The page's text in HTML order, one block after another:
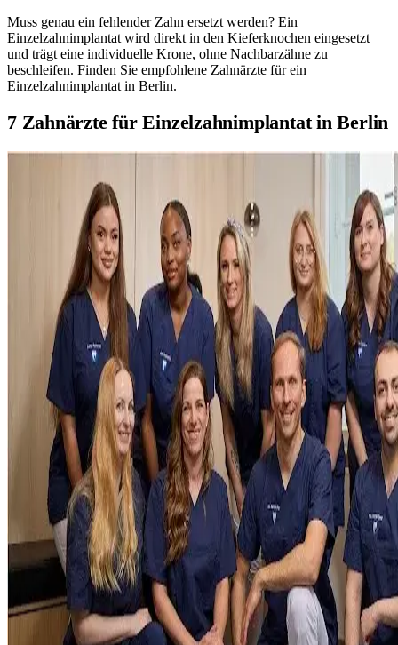
Muss genau ein fehlender Zahn ersetzt werden? Ein
Einzelzahnimplantat wird direkt in den Kieferknochen eingesetzt
und trägt eine individuelle Krone, ohne Nachbarzähne zu
beschleifen. Finden Sie empfohlene Zahnärzte für ein
Einzelzahnimplantat in Berlin.
7 Zahnärzte für Einzelzahnimplantat in Berlin